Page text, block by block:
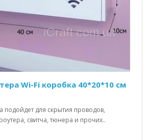
Wi-Fi коробка 40*20*10 см
подойдет для скрытия проводов,
свитча, тюнера и прочих..